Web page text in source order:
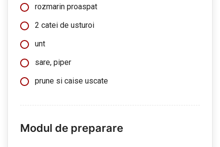
rozmarin proaspat
2 catei de usturoi
unt
sare, piper
prune si caise uscate
Modul de preparare